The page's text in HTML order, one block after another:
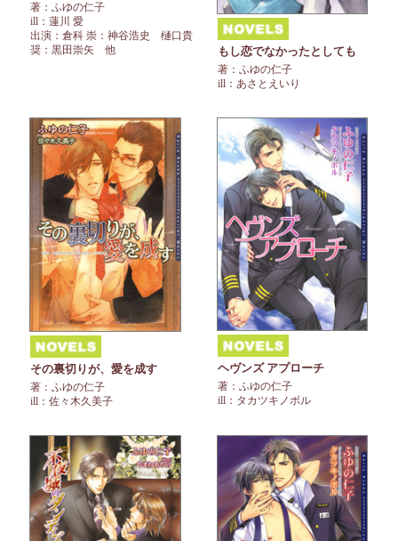
著：ふゆの仁子
ill：蓮川 愛
出演：倉科 崇：神谷浩史 樋口貴
奨：黒田崇矢 他
もし恋でなかったとしても
著：ふゆの仁子
ill：あさとえいり
その裏切りが、愛を成す
著：ふゆの仁子
ill：佐々木久美子
ヘヴンズ アプローチ
著：ふゆの仁子
ill：タカツキノボル